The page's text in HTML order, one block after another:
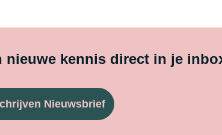
nieuwe kennis direct in je
Nieuwsbrief